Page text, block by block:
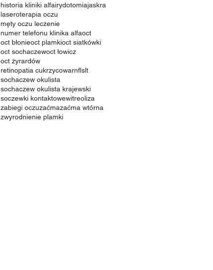
historia kliniki alfairydotomiajaskra
laseroterapia oczu
męty oczu leczenie
numer telefonu klinika alfaoct
oct błonieoct plamkioct siatkówki
oct sochaczewoct łowicz
oct żyrardów
retinopatia cukrzycowarnflslt
sochaczew okulista
sochaczew okulista krajewski
soczewki kontaktowewitreoliza
zabiegi oczuzaćmazaćma wtórna
zwyrodnienie plamki